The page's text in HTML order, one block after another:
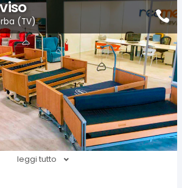
(TV)
leggi tutto